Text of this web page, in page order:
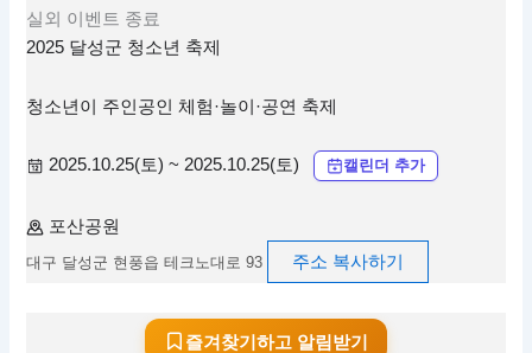
실외 이벤트 종료
2025 달성군 청소년 축제
청소년이 주인공인 체험·놀이·공연 축제
2025.10.25(토) ~ 2025.10.25(토) 캘린더 추가
포산공원
대구 달성군 현풍읍 테크노대로 93 주소 복사하기
즐겨찾기하고 알림받기